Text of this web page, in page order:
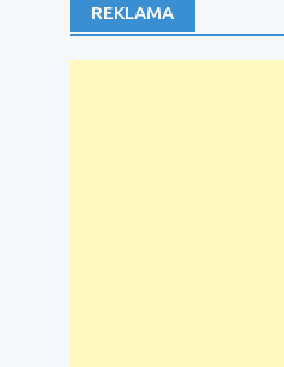
REKLAMA